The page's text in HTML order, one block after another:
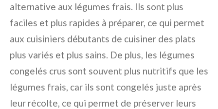
alternative aux légumes frais. Ils sont plus
faciles et plus rapides à préparer, ce qui permet
aux cuisiniers débutants de cuisiner des plats
plus variés et plus sains. De plus, les légumes
congelés crus sont souvent plus nutritifs que les
légumes frais, car ils sont congelés juste après
leur récolte, ce qui permet de préserver leurs